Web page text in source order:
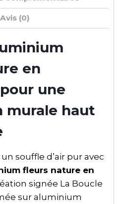
Avis (0)
en
une
murale haut
souffle d’air pur avec
fleurs nature en
signée La Boucle
sur aluminium